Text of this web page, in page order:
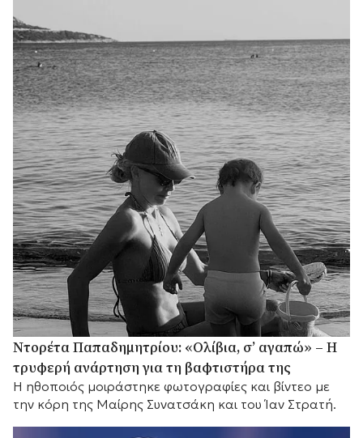
Ντορέτα Παπαδημητρίου: «Ολίβια, σ’ αγαπώ» – Η
τρυφερή ανάρτηση για τη βαφτιστήρα της
Η ηθοποιός μοιράστηκε φωτογραφίες και βίντεο με
την κόρη της Μαίρης Συνατσάκη και του Ίαν Στρατή.